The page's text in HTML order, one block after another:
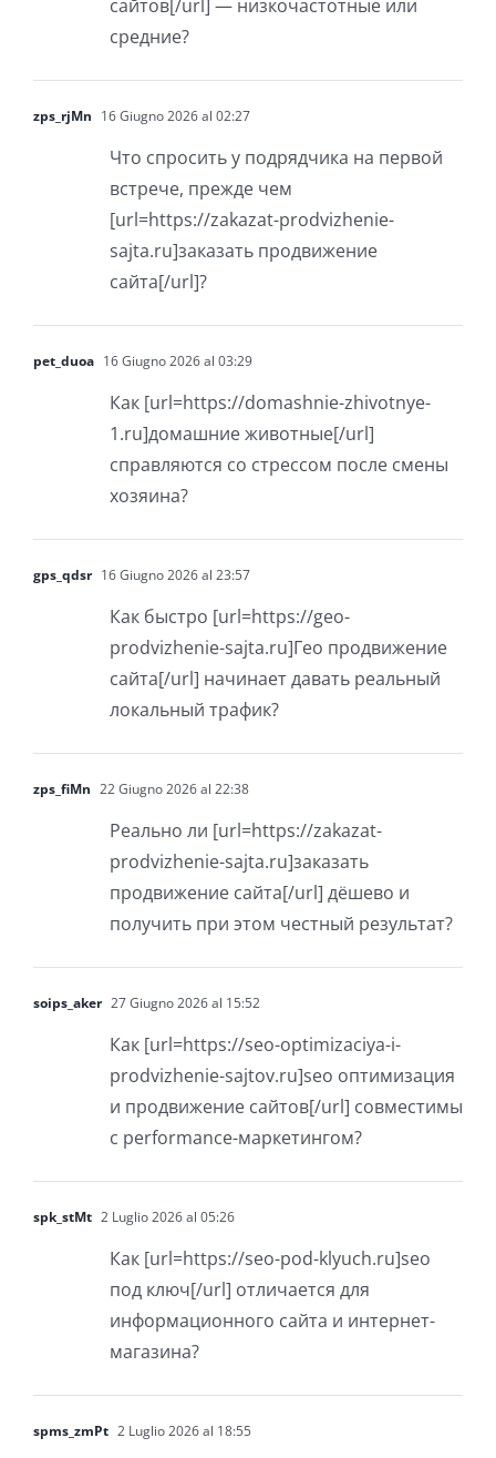
сайтов[/url] — низкочастотные или
средние?
zps_rjMn 16 Giugno 2026 al 02:27
Что спросить у подрядчика на первой
встрече, прежде чем
[url=https://zakazat-prodvizhenie-
sajta.ru]заказать продвижение
сайта[/url]?
pet_duoa 16 Giugno 2026 al 03:29
Как [url=https://domashnie-zhivotnye-
1.ru]домашние животные[/url]
справляются со стрессом после смены
хозяина?
gps_qdsr 16 Giugno 2026 al 23:57
Как быстро [url=https://geo-
prodvizhenie-sajta.ru]Гео продвижение
сайта[/url] начинает давать реальный
локальный трафик?
zps_fiMn 22 Giugno 2026 al 22:38
Реально ли [url=https://zakazat-
prodvizhenie-sajta.ru]заказать
продвижение сайта[/url] дёшево и
получить при этом честный результат?
soips_aker 27 Giugno 2026 al 15:52
Как [url=https://seo-optimizaciya-i-
prodvizhenie-sajtov.ru]seo оптимизация
и продвижение сайтов[/url] совместимы
с performance-маркетингом?
spk_stMt 2 Luglio 2026 al 05:26
Как [url=https://seo-pod-klyuch.ru]seo
под ключ[/url] отличается для
информационного сайта и интернет-
магазина?
spms_zmPt 2 Luglio 2026 al 18:55